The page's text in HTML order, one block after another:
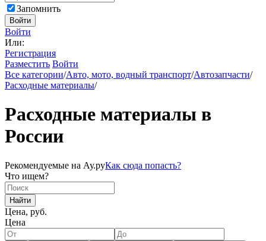
Запомнить
Войти
Войти
Или:
Регистрация
Разместить Войти
Все категории/Авто, мото, водный транспорт/Автозапчасти/
Расходные материалы/
Расходные материалы в
России
Рекомендуемые на Ау.руКак сюда попасть?
Что ищем?
Найти
Цена, руб.
Цена